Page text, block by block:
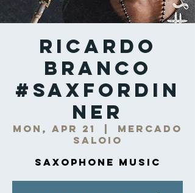
Ricardo
Branco
#SaxForDin
ner
Mon, Apr 21
Mercado
Saloio
Saxophone Music